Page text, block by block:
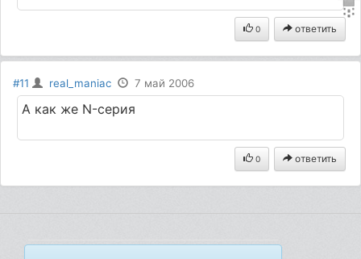
0 ответить
#11 real_maniac 7 май 2006
А как же N-серия
0 ответить